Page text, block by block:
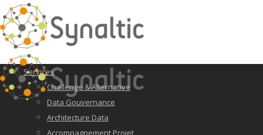
Services
Challenge & Alternative
Data Gouvernance
Architecture Data
Accompagnement Projet